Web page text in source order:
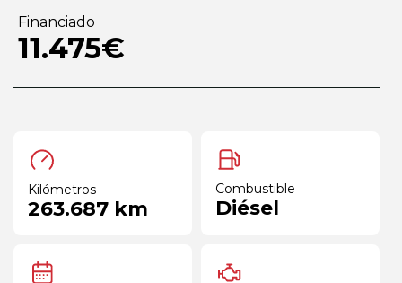
Financiado
11.475€
Kilómetros
263.687 km
Combustible
Diésel